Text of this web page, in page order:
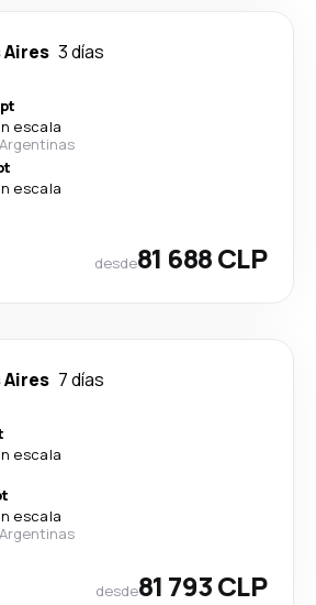
Aires 3 días
escala
escala
desde81 688 CLP
Aires 7 días
escala
escala
desde81 793 CLP